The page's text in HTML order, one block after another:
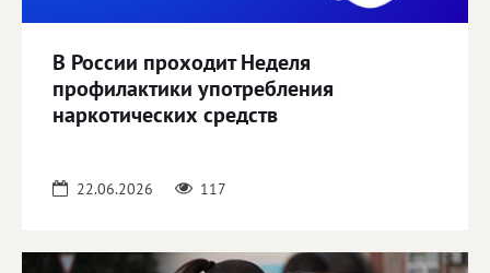
В России проходит Неделя
профилактики употребления
наркотических средств
22.06.2026 117